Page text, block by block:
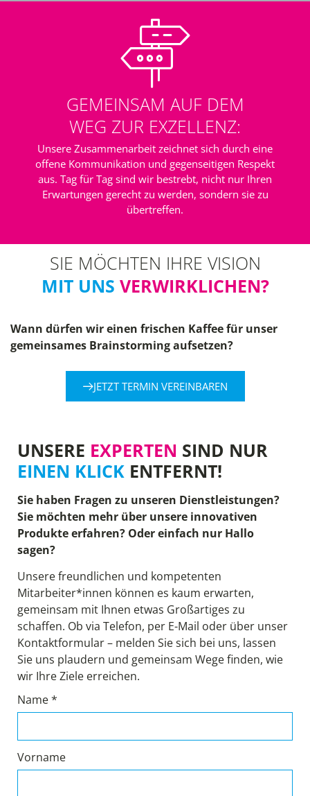
GEMEINSAM AUF DEM
WEG ZUR EXZELLENZ:
Unsere Zusammenarbeit zeichnet sich durch eine
offene Kommunikation und gegenseitigen Respekt
aus. Tag für Tag sind wir bestrebt, nicht nur Ihren
Erwartungen gerecht zu werden, sondern sie zu
übertreffen.
SIE MÖCHTEN IHRE VISION
MIT UNS VERWIRKLICHEN?
Wann dürfen wir einen frischen Kaffee für unser
gemeinsames Brainstorming aufsetzen?
JETZT TERMIN VEREINBAREN
UNSERE EXPERTEN SIND NUR
EINEN KLICK ENTFERNT!
Sie haben Fragen zu unseren Dienstleistungen?
Sie möchten mehr über unsere innovativen
Produkte erfahren? Oder einfach nur Hallo
sagen?
Unsere freundlichen und kompetenten
Mitarbeiter*innen können es kaum erwarten,
gemeinsam mit Ihnen etwas Großartiges zu
schaffen. Ob via Telefon, per E-Mail oder über unser
Kontaktformular – melden Sie sich bei uns, lassen
Sie uns plaudern und gemeinsam Wege finden, wie
wir Ihre Ziele erreichen.
Name *
Vorname